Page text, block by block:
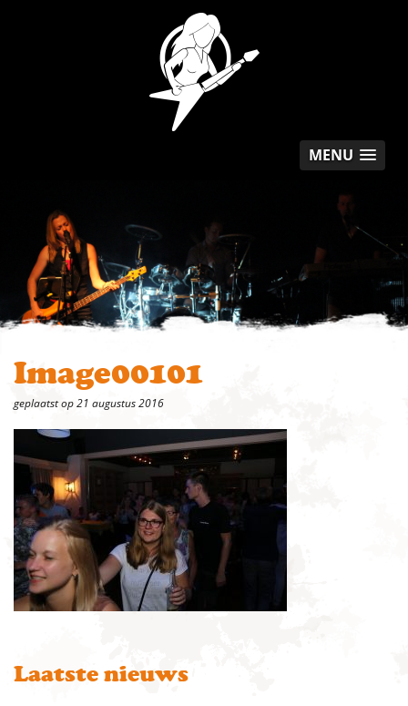
MENU
Image00101
geplaatst op 21 augustus 2016
Laatste nieuws